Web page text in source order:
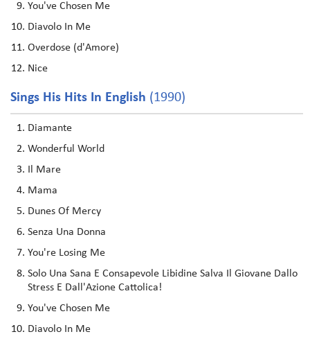
You've Chosen Me
Diavolo In Me
Overdose (d'Amore)
Nice
Sings His Hits In English (1990)
Diamante
Wonderful World
Il Mare
Mama
Dunes Of Mercy
Senza Una Donna
You're Losing Me
Solo Una Sana E Consapevole Libidine Salva Il Giovane Dallo
Stress E Dall'Azione Cattolica!
You've Chosen Me
Diavolo In Me